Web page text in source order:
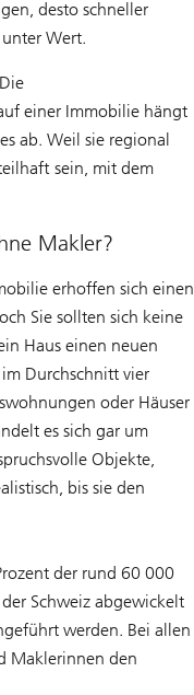
desto schneller
Wert.
einer Immobilie hängt
ab. Weil sie regional
sein, mit dem
Makler?
erhoffen sich einen
Sie sollten sich keine
Haus einen neuen
Durchschnitt vier
oder Häuser
es sich gar um
Objekte,
bis sie den
der rund 60 000
Schweiz abgewickelt
werden. Bei allen
Maklerinnen den